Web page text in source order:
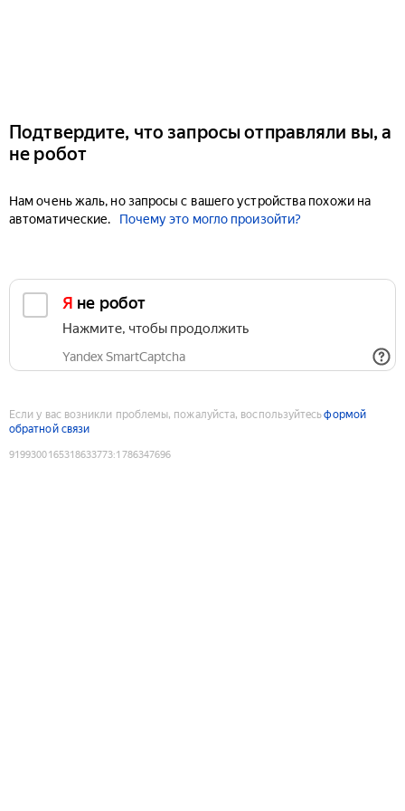
Подтвердите, что запросы отправляли вы, а
не робот
Нам очень жаль, но запросы с вашего устройства похожи на
автоматические.
Почему это могло произойти?
Я не робот
Нажмите, чтобы продолжить
Yandex SmartCaptcha
Если у вас возникли проблемы, пожалуйста, воспользуйтесьформой
обратной связи
9199300165318633773:1786347696